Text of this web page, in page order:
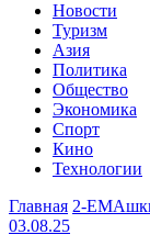
Новости
Туризм
Азия
Политика
Общество
Экономика
Спорт
Кино
Технологии
Главная 2-
03.08.25